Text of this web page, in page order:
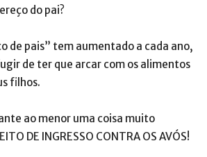
do pai?
de pais” tem aumentado a cada ano,
de ter que arcar com os alimentos
filhos.
ao menor uma coisa muito
DE INGRESSO CONTRA OS AVÓS!